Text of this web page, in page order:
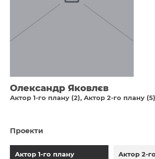
Олександр Яковлєв
Актор 1-го плану (2) Актор 2-го плану (5)
Проекти
Актор 1-го плану Актор 2-